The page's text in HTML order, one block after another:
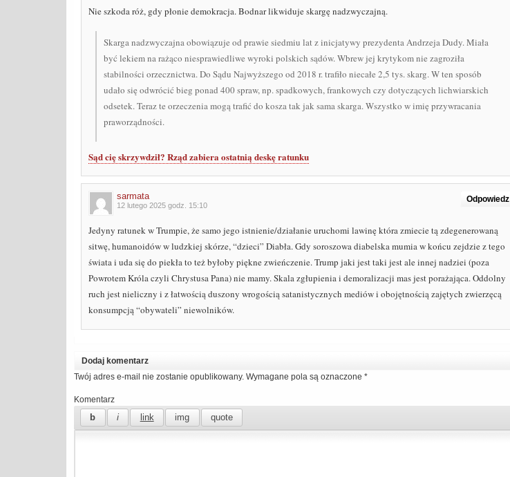
Nie szkoda róż, gdy płonie demokracja. Bodnar likwiduje skargę nadzwyczajną.
Skarga nadzwyczajna obowiązuje od prawie siedmiu lat z inicjatywy prezydenta Andrzeja Dudy. Miała
być lekiem na rażąco niesprawiedliwe wyroki polskich sądów. Wbrew jej krytykom nie zagroziła
stabilności orzecznictwa. Do Sądu Najwyższego od 2018 r. trafiło niecałe 2,5 tys. skarg. W ten sposób
udało się odwrócić bieg ponad 400 spraw, np. spadkowych, frankowych czy dotyczących lichwiarskich
odsetek. Teraz te orzeczenia mogą trafić do kosza tak jak sama skarga. Wszystko w imię przywracania
praworządności.
Sąd cię skrzywdził? Rząd zabiera ostatnią deskę ratunku
Odpowiedz
sarmata
12 lutego 2025 godz. 15:10
Jedyny ratunek w Trumpie, że samo jego istnienie/działanie uruchomi lawinę która zmiecie tą zdegenerowaną
sitwę, humanoidów w ludzkiej skórze, “dzieci” Diabła. Gdy soroszowa diabelska mumia w końcu zejdzie z tego
świata i uda się do piekła to też byłoby piękne zwieńczenie. Trump jaki jest taki jest ale innej nadziei (poza
Powrotem Króla czyli Chrystusa Pana) nie mamy. Skala zgłupienia i demoralizacji mas jest porażająca. Oddolny
ruch jest nieliczny i z łatwością duszony wrogością satanistycznych mediów i obojętnością zajętych zwierzęcą
konsumpcją “obywateli” niewolników.
Dodaj komentarz
Twój adres e-mail nie zostanie opublikowany. Wymagane pola są oznaczone *
Komentarz